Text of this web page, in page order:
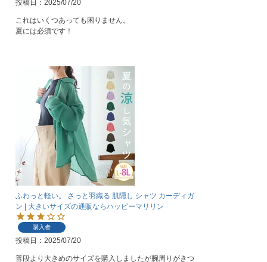
投稿日 2025/07/20
これはいくつあっても困りません。
夏には必須です！
ふわっと軽い。 さっと羽織る 肌隠し シャツ カーディガ
ン | 大きいサイズの通販ならハッピーマリリン
購入者
投稿日 2025/07/20
普段より大きめのサイズを購入しましたが腕周りがきつ